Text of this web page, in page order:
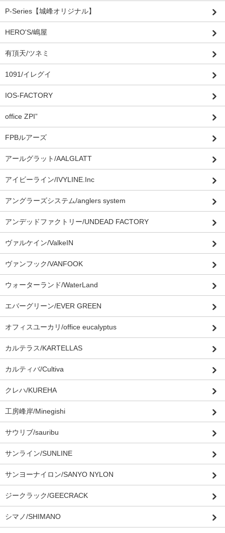
P-Series【城峰オリジナル】
HERO'S/嶋屋
有頂天/ツネミ
1091/イレグイ
IOS-FACTORY
office ZPI”
FPBルアーズ
アールグラット/AALGLATT
アイビーライン/IVYLINE.Inc
アングラーズシステム/anglers system
アンデッドファクトリー/UNDEAD FACTORY
ヴァルケイン/ValkeIN
ヴァンフック/VANFOOK
ウォーターランド/WaterLand
エバーグリーン/EVER GREEN
オフィスユーカリ/office eucalyptus
カルテラス/KARTELLAS
カルティバ/Cultiva
クレハ/KUREHA
工房峰岸/Minegishi
サウリブ/sauribu
サンライン/SUNLINE
サンヨーナイロン/SANYO NYLON
ジークラック/GEECRACK
シマノ/SHIMANO